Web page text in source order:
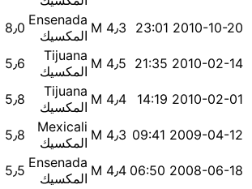
2010-10-20 23:01 M 4٫3 Ensenada
المكسيك
8٫0 km
2010-02-14 21:35 M 4٫5 Tijuana
المكسيك
5٫6 km
2010-02-01 14:19 M 4٫4 Tijuana
المكسيك
5٫8 km
2009-04-12 09:41 M 4٫3 Mexicali
المكسيك
5٫8 km
2008-06-18 06:50 M 4٫4 Ensenada
المكسيك
5٫5 km